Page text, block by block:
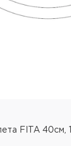
FITA 40см,